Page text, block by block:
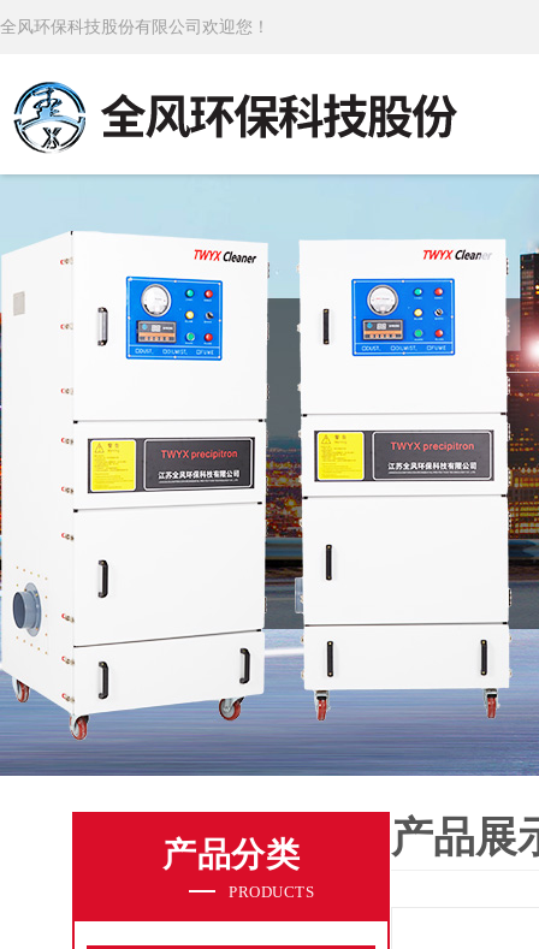
全风环保科技股份有限公司欢迎您！
产品分类
PRODUCTS
产品展